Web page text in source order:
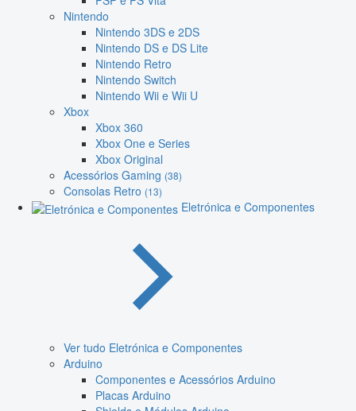
Nintendo
Nintendo 3DS e 2DS
Nintendo DS e DS Lite
Nintendo Retro
Nintendo Switch
Nintendo Wii e Wii U
Xbox
Xbox 360
Xbox One e Series
Xbox Original
Acessórios Gaming (38)
Consolas Retro (13)
Eletrónica e Componentes
Ver tudo Eletrónica e Componentes
Arduino
Componentes e Acessórios Arduino
Placas Arduino